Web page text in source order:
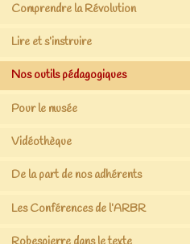
Comprendre la Révolution
Lire et s’instruire
Nos outils pédagogiques
Pour le musée
Vidéothèque
De la part de nos adhérents
Les Conférences de l’ARBR